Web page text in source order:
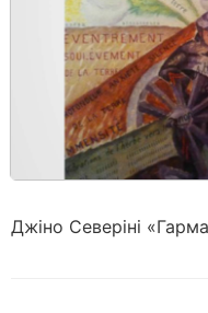
Джіно Северіні